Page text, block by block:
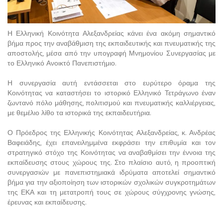
Η Ελληνική Κοινότητα Αλεξανδρείας κάνει ένα ακόμη σημαντικό
βήμα προς την αναβάθμιση της εκπαιδευτικής και πνευματικής της
αποστολής, μέσα από την υπογραφή Μνημονίου Συνεργασίας με
το Ελληνικό Ανοικτό Πανεπιστήμιο.
Η συνεργασία αυτή εντάσσεται στο ευρύτερο όραμα της
Κοινότητας να καταστήσει το ιστορικό Ελληνικό Τετράγωνο έναν
ζωντανό πόλο μάθησης, πολιτισμού και πνευματικής καλλιέργειας,
με θεμέλιο λίθο τα ιστορικά της εκπαιδευτήρια.
Ο Πρόεδρος της Ελληνικής Κοινότητας Αλεξανδρείας, κ. Ανδρέας
Βαφειάδης, έχει επανειλημμένα εκφράσει την επιθυμία και τον
στρατηγικό στόχο της Κοινότητας να αναβαθμίσει την έννοια της
εκπαίδευσης στους χώρους της. Στο πλαίσιο αυτό, η προοπτική
συνεργασιών με πανεπιστημιακά ιδρύματα αποτελεί σημαντικό
βήμα για την αξιοποίηση των ιστορικών σχολικών συγκροτημάτων
της ΕΚΑ και τη μετατροπή τους σε χώρους σύγχρονης γνώσης,
έρευνας και εκπαίδευσης.